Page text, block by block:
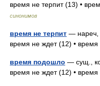
время не терпит (13) •
синонимов
время не терпит — нареч,
время не ждет (12) •
время подошло — сущ.,
время не ждет (12) •